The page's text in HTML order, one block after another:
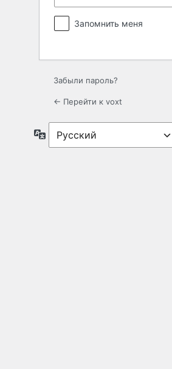
Запомнить меня
Забыли пароль?
← Перейти к voxt
Язык